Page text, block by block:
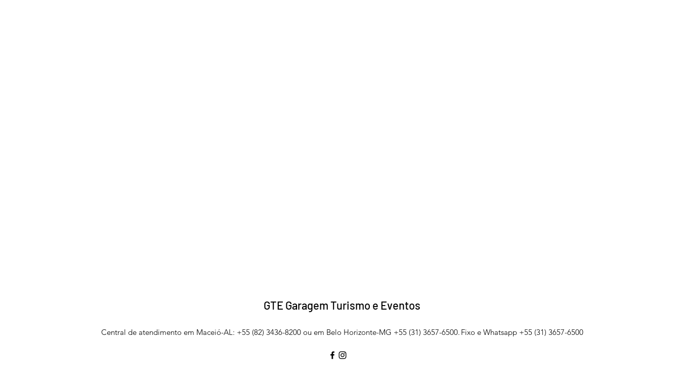
GTE Garagem Turismo e Eventos
Central de atendimento em Maceió-AL: +55 (82) 3436-8200 ou em Belo Horizonte-MG +55 (31) 3657-6500. Fixo e Whatsapp +55 (31) 3657-6500